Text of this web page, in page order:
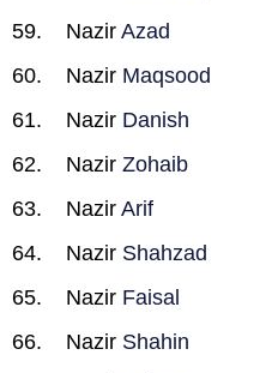
Nazir Azad
Nazir Maqsood
Nazir Danish
Nazir Zohaib
Nazir Arif
Nazir Shahzad
Nazir Faisal
Nazir Shahin